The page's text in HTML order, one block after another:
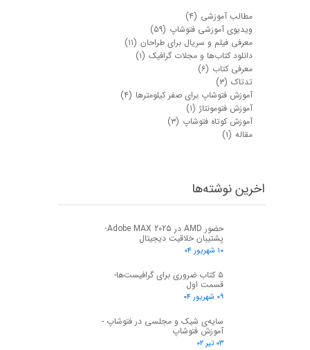
مطالب آموزشی (۴)
ویدیوی آموزشی فتوشاپ (۵۹)
معرفی فیلم و سریال برای طراحان (۱۱)
دانلود کتاب‌ها و مجلات گرافیک (۱)
معرفی کتاب (۶)
تدتاک (۳)
آموزش فتوشاپ برای صفر کیلومترها (۴)
آموزش فتومونتاژ (۱)
آموزش کوتاه فتوشاپ (۳)
مقاله (۱)
اخرین نوشته‌ها
حضور AMD در Adobe MAX 2025؛
پشتیبان خلاقیت دیجیتال
۱۰ شهریور ۰۴
۵ کتاب ضروری برای گرافیست‌ها-
قسمت اول
۰۹ شهریور ۰۴
سایه‌ی شیک و مجلسی در فتوشاپ -
آموزش فتوشاپ
۰۳ تیر ۰۲